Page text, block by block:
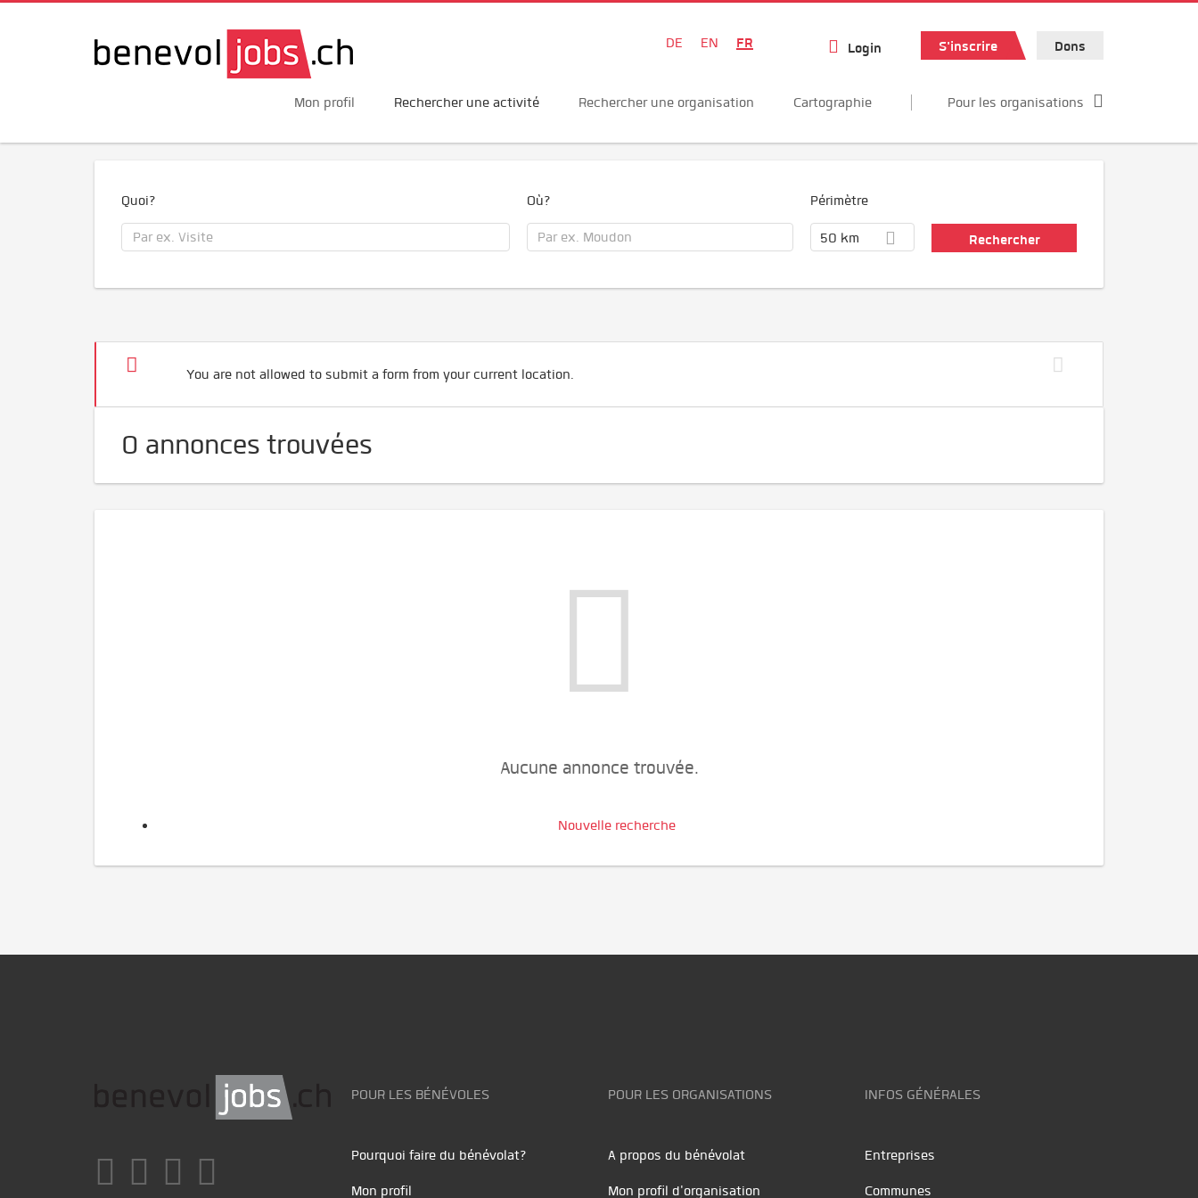
DE EN FR Login S'inscrire Dons
Mon profil Rechercher une activité Rechercher une organisation Cartographie Pour les organisations
Quoi? Où? Périmètre
50 km
You are not allowed to submit a form from your current location.
0 annonces trouvées
Aucune annonce trouvée.
Nouvelle recherche
POUR LES BÉNÉVOLES
Pourquoi faire du bénévolat?
Mon profil
POUR LES ORGANISATIONS
A propos du bénévolat
Mon profil d'organisation
INFOS GÉNÉRALES
Entreprises
Communes